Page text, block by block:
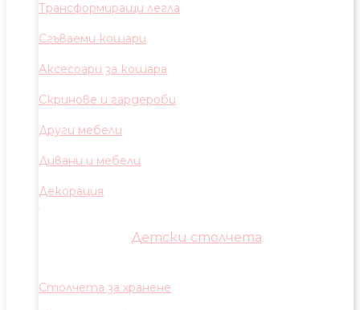
Трансформиращи легла
Сгъваеми кошари
Аксесоари за кошара
Скринове и гардероби
Други мебели
Дивани и мебели
Декорация
Детски столчета
Столчета за хранене